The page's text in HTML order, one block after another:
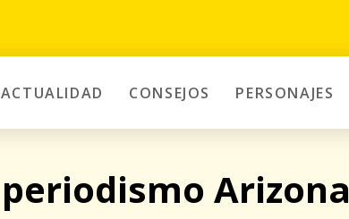
ACTUALIDAD CONSEJOS PERSONAJES
periodismo Arizona